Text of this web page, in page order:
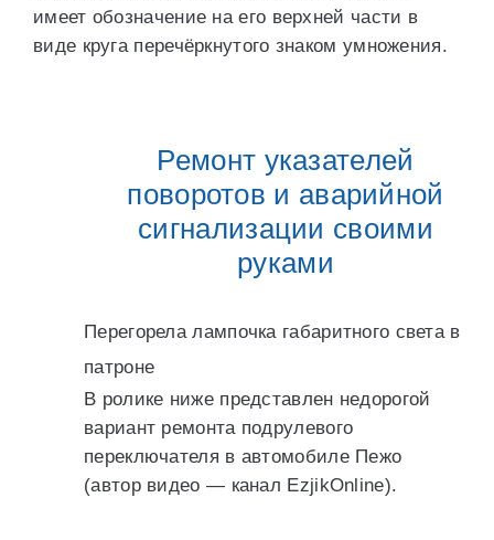
имеет обозначение на его верхней части в
виде круга перечёркнутого знаком умножения.
Ремонт указателей
поворотов и аварийной
сигнализации своими
руками
Перегорела лампочка габаритного света в
патроне
В ролике ниже представлен недорогой
вариант ремонта подрулевого
переключателя в автомобиле Пежо
(автор видео — канал EzjikOnline).